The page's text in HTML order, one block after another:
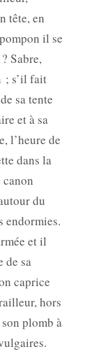
tête, en
il se
Sabre,
; s’il fait
sa tente
et à sa
l’heure de
dans la
du
endormies.
et il
de sa
caprice
hors
plomb à